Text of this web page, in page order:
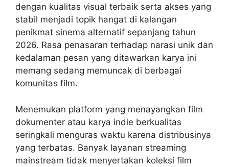
dengan kualitas visual terbaik serta akses yang
stabil menjadi topik hangat di kalangan
penikmat sinema alternatif sepanjang tahun
2026. Rasa penasaran terhadap narasi unik dan
kedalaman pesan yang ditawarkan karya ini
memang sedang memuncak di berbagai
komunitas film.
Menemukan platform yang menayangkan film
dokumenter atau karya indie berkualitas
seringkali menguras waktu karena distribusinya
yang terbatas. Banyak layanan streaming
mainstream tidak menyertakan koleksi film